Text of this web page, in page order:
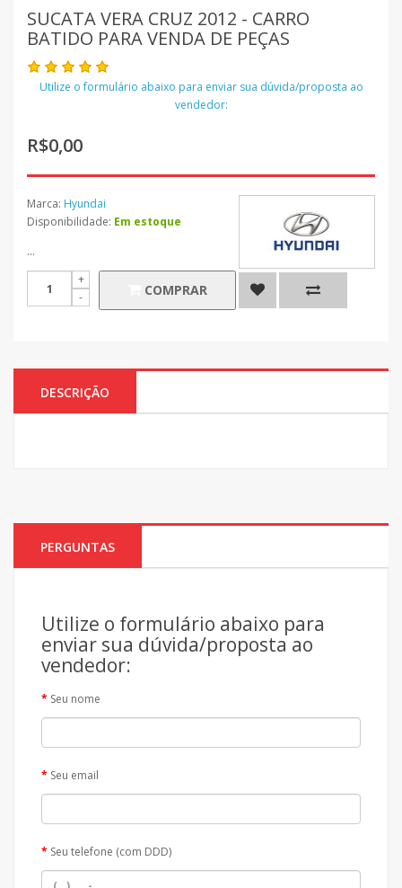
SUCATA VERA CRUZ 2012 - CARRO
BATIDO PARA VENDA DE PEÇAS
Utilize o formulário abaixo para enviar sua dúvida/proposta ao
vendedor:
R$0,00
Marca: Hyundai
Disponibilidade: Em estoque
...
COMPRAR
DESCRIÇÃO
PERGUNTAS
Utilize o formulário abaixo para
enviar sua dúvida/proposta ao
vendedor:
Seu nome
Seu email
Seu telefone (com DDD)